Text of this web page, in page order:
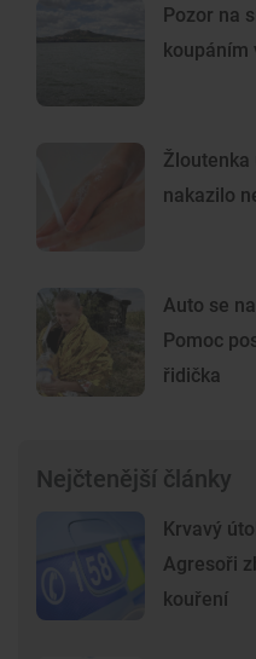
Pozor na
koupáním
Žloutenka
nakazilo
Auto se
Pomoc
řidička
Nejčtenější články
Krvavý
Agresoři
kouření